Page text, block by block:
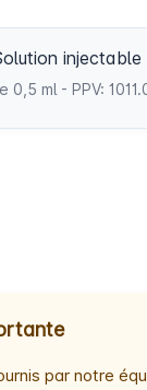
injectable
ml - PPV:
par notre